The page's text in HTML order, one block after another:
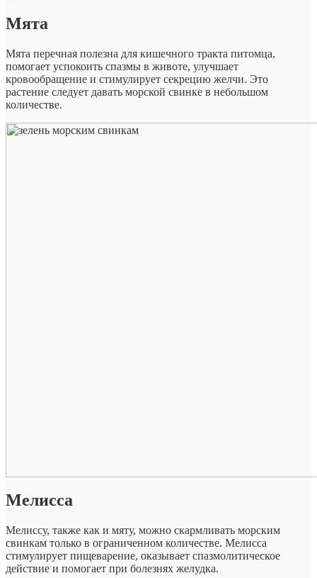
Мята
Мята перечная полезна для кишечного тракта питомца,
помогает успокоить спазмы в животе, улучшает
кровообращение и стимулирует секрецию желчи. Это
растение следует давать морской свинке в небольшом
количестве.
Мелисса
Мелиссу, также как и мяту, можно скармливать морским
свинкам только в ограниченном количестве. Мелисса
стимулирует пищеварение, оказывает спазмолитическое
действие и помогает при болезнях желудка.